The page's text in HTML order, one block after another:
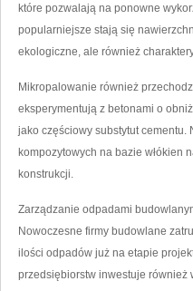
które pozwalają na ponowne
popularniejsze stają się
ekologiczne, ale również
Mikropalowanie również
eksperymentują z betonami o
jako częściowy substytut
kompozytowych na bazie włókien
konstrukcji.
Zarządzanie odpadami
Nowoczesne firmy budowlane
ilości odpadów już na etapie
przedsiębiorstw inwestuje również